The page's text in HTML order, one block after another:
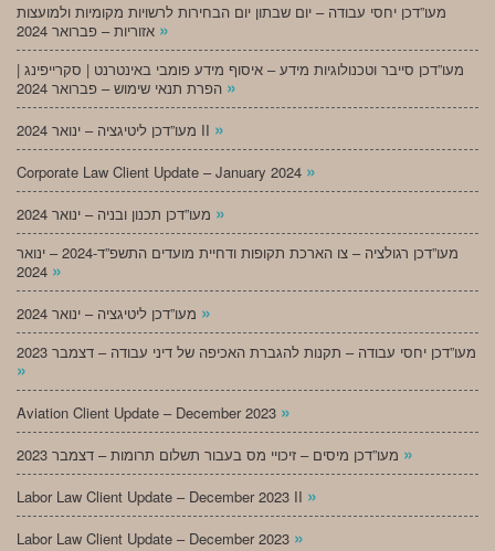
מעו”דכן יחסי עבודה – יום שבתון יום הבחירות לרשויות מקומיות ולמועצות
»
מעו”דכן סייבר וטכנולוגיות מידע – איסוף מידע פומבי באינטרנט | סקרייפינג |
»
מעו”דכן ליטיגציה – ינואר 2024 II »
Corporate Law Client Update – January 2024 »
»
מעו”דכן רגולציה – צו הארכת תקופות ודחיית מועדים התשפ”ד-2024 – ינואר
»
»
מעו”דכן יחסי עבודה – תקנות להגברת האכיפה של דיני עבודה – דצמבר 2023
»
Aviation Client Update – December 2023 »
»
Labor Law Client Update – December 2023 II »
Labor Law Client Update – December 2023 »